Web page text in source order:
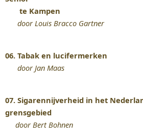
te Kampen
door Louis Bracco Gartner
06. Tabak en lucifermerken
door Jan Maas
07. Sigarennijverheid in het
grensgebied
door Bert Bohnen